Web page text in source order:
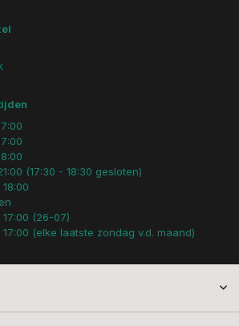
(17:30 - 18:30 gesloten)
17:00 (26-07)
17:00 (elke laatste zondag v.d. maand)